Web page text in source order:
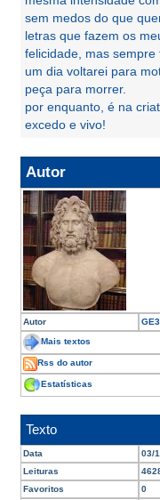
sem medos do que
letras que fazem os
felicidade, mas sempre
um dia voltarei para
peça para morrer.
por enquanto, é na
excedo e vivo!
Autor
Autor GE3
Mais textos
Rss do autor
Estatísticas
Texto
Data
03/
Leituras
Favoritos
0